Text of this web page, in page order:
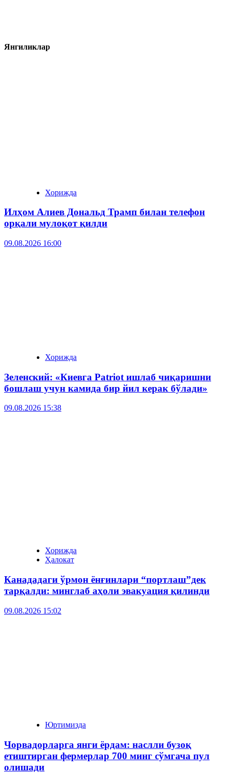
Янгиликлар
Хорижда
Илҳом Алиев Дональд Трамп билан телефон
орқали мулоқот қилди
09.08.2026 16:00
Хорижда
Зеленский: «Киевга Patriot ишлаб чиқаришни
бошлаш учун камида бир йил керак бўлади»
09.08.2026 15:38
Хорижда
Ҳалокат
Канададаги ўрмон ёнғинлари “портлаш”дек
тарқалди: минглаб аҳоли эвакуация қилинди
09.08.2026 15:02
Юртимизда
Чорвадорларга янги ёрдам: наслли бузоқ
етиштирган фермерлар 700 минг сўмгача пул
олишади